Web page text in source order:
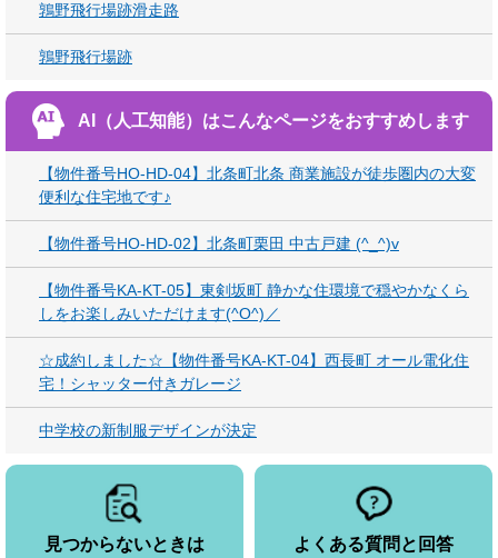
鶉野飛行場跡滑走路
鶉野飛行場跡
AI（人工知能）はこんなページをおすすめします
【物件番号HO-HD-04】北条町北条 商業施設が徒歩圏内の大変
便利な住宅地です♪
【物件番号HO-HD-02】北条町栗田 中古戸建 (^_^)v
【物件番号KA-KT-05】東剣坂町 静かな住環境で穏やかなくら
しをお楽しみいただけます(^O^)／
☆成約しました☆【物件番号KA-KT-04】西長町 オール電化住
宅！シャッター付きガレージ
中学校の新制服デザインが決定
見つからないときは よくある質問と回答